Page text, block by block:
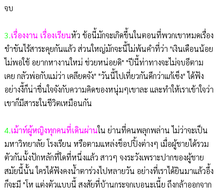
จบ
3.เรื่องงาน เรื่องเรียนหัว ข้อนี้มักจะเกิดขึ้นในตอนที่พวกเขาหมดเรื่อง
ขำขันไร้สาระคุยกันแล้ว ส่วนใหญ่มักจะนี้ไม่พ้นคำที่ว่า "เงินเดือนน้อย
ไม่พอใช้ อยากหางานใหม่ ช่วยหน่อยดิ" "ปีนี้ท่าทางจะไม่จบอีตาม
เคย กลัวพ่อกับแม่ว่า เคลียดจัง" "วันนี้ไปเที่ยวกันดีกว่าแก้เซ็ง" ได้ฟัง
อย่างงี้ก็น่าชื่นใจจังกับความคิดของหนุ่มๆเขาละ และทำให้เราเข้าใจว่า
เขาก็มีสาระในชีวิตเหมือนกัน
4.เม้าท์ผู้หญิงทุกคนที่เดินผ่านใน ย่านที่คนพลุกพล่าน ไม่ว่าจะเป็น
มหาวิทยาลัย โรงเรียน หรือตามแหล่งช็อปปิ้งต่างๆ เมื่อผู้ชายได้รวม
ตัวกันนั้งปักหลักที่ใดที่หนึ่งแล้ว สาวๆ จงระวังเพราะปากของผู้ชาย
สมัยนี้นั้น ใครได้ฟังคงน้ำตาร่วงไปหลายวัน อย่างที่เราได้ยินมาแล้วอึ้ง
ก็จะมี "โห แต่งตัวแบบนี้ สงสัยที่บ้านกระจกเบอนะเนี้ย ถึงกล้าออกจาก